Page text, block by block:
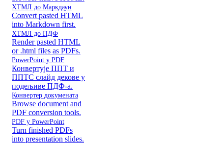
ХТМЛ до Маркдаун
Convert pasted HTML
into Markdown first.
ХТМЛ до ПДФ
Render pasted HTML
or .html files as PDFs.
PowerPoint у PDF
Конвертује ППТ и
ППТС слайд декове у
подељиве ПДФ-а.
Конвертер докумената
Browse document and
PDF conversion tools.
PDF у PowerPoint
Turn finished PDFs
into presentation slides.